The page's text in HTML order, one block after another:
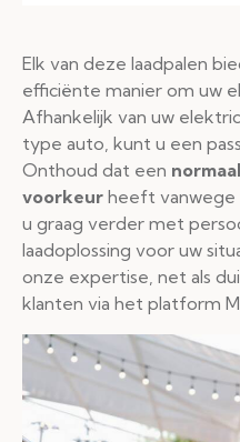
Elk van deze laadpalen
efficiënte manier om uw
Afhankelijk van uw
type auto, kunt u een
Onthoud dat een
voorkeur heeft vanwege
u graag verder met
laadoplossing voor uw
onze expertise, net als
klanten via het platform